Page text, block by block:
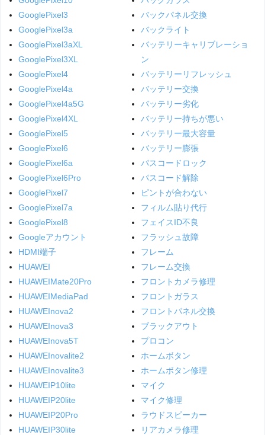
GooglePixel3
GooglePixel3a
GooglePixel3aXL
GooglePixel3XL
GooglePixel4
GooglePixel4a
GooglePixel4a5G
GooglePixel4XL
GooglePixel5
GooglePixel6
GooglePixel6a
GooglePixel6Pro
GooglePixel7
GooglePixel7a
GooglePixel8
Googleアカウント
HDMI端子
HUAWEI
HUAWEIMate20Pro
HUAWEIMediaPad
HUAWEInova2
HUAWEInova3
HUAWEInova5T
HUAWEInovalite2
HUAWEInovalite3
HUAWEIP10lite
HUAWEIP20lite
HUAWEIP20Pro
HUAWEIP30lite
バックパネル交換
バックライト
バッテリーキャリブレーショ
ン
バッテリーリフレッシュ
バッテリー交換
バッテリー劣化
バッテリー持ちが悪い
バッテリー最大容量
バッテリー膨張
パスコードロック
パスコード解除
ピントが合わない
フィルム貼り代行
フェイスID不良
フラッシュ故障
フレーム
フレーム交換
フロントカメラ修理
フロントガラス
フロントパネル交換
ブラックアウト
プロコン
ホームボタン
ホームボタン修理
マイク
マイク修理
ラウドスピーカー
リアカメラ修理